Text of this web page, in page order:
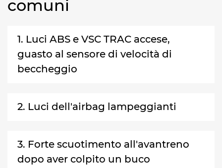
comuni
1. Luci ABS e VSC TRAC accese,
guasto al sensore di velocità di
beccheggio
2. Luci dell'airbag lampeggianti
3. Forte scuotimento all'avantreno
dopo aver colpito un buco